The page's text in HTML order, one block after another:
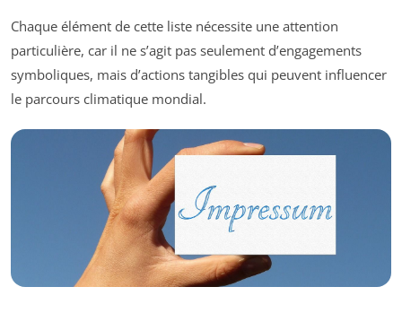
Chaque élément de cette liste nécessite une attention
particulière, car il ne s’agit pas seulement d’engagements
symboliques, mais d’actions tangibles qui peuvent influencer
le parcours climatique mondial.